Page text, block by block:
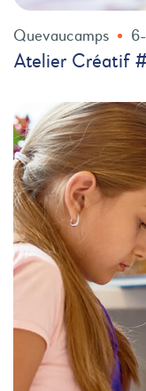
Quevaucamps
Atelier Créatif